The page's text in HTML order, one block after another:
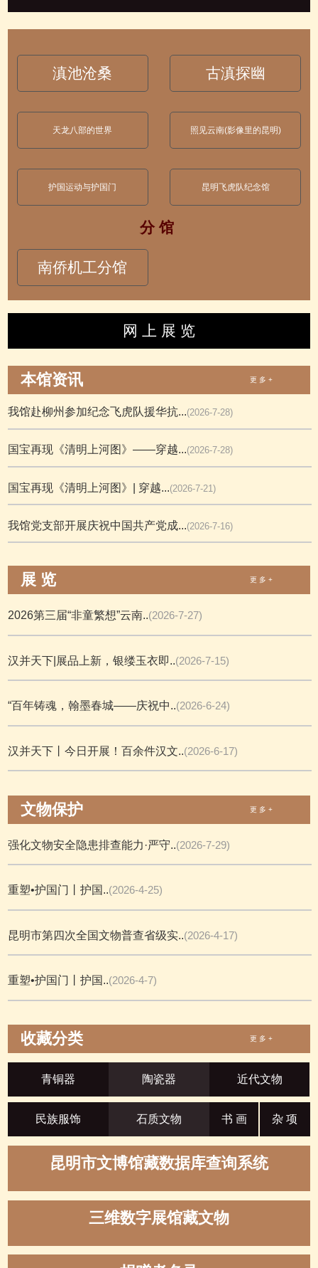
滇池沧桑 古滇探幽
天龙八部的世界 照见云南(影像里的昆明)
护国运动与护国门 昆明飞虎队纪念馆
分 馆
南侨机工分馆
网 上 展 览
本馆资讯 更 多 +
我馆赴柳州参加纪念飞虎队援华抗...(2026-7-28)
国宝再现《清明上河图》——穿越...(2026-7-28)
国宝再现《清明上河图》| 穿越...(2026-7-21)
我馆党支部开展庆祝中国共产党成...(2026-7-16)
展 览 更 多 +
2026第三届“非童繁想”云南..(2026-7-27)
汉并天下|展品上新，银缕玉衣即..(2026-7-15)
“百年铸魂，翰墨春城——庆祝中..(2026-6-24)
汉并天下丨今日开展！百余件汉文..(2026-6-17)
文物保护 更 多 +
强化文物安全隐患排查能力·严守..(2026-7-29)
重塑•护国门丨护国..(2026-4-25)
昆明市第四次全国文物普查省级实..(2026-4-17)
重塑•护国门丨护国..(2026-4-7)
收藏分类 更 多 +
青铜器 陶瓷器 近代文物
民族服饰 石质文物 书 画 杂 项
昆明市文博馆藏数据库查询系统
三维数字展馆藏文物